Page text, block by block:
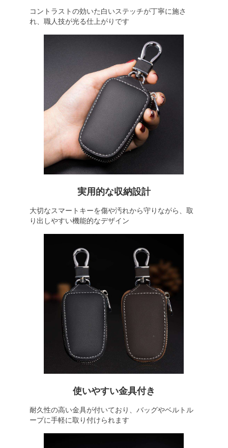
コントラストの効いた白いステッチが丁寧に施さ
れ、職人技が光る仕上がりです
実用的な収納設計
大切なスマートキーを傷や汚れから守りながら、取
り出しやすい機能的なデザイン
使いやすい金具付き
耐久性の高い金具が付いており、バッグやベルトル
ープに手軽に取り付けられます